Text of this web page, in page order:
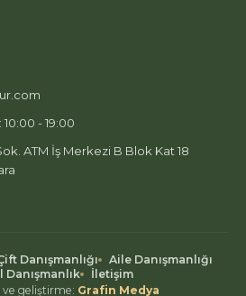
- 19:00
ATM İş Merkezi B Blok Kat 18
Danışmanlığı
Aile Danışmanlığı
Danışmanlık
İletişim
ve geliştirme: Grafin Medya